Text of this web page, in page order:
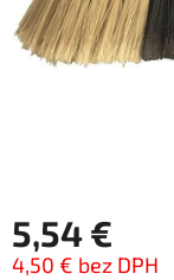
5,54 €
4,50 € bez DPH